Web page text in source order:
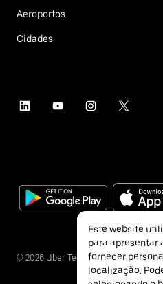
Aeroportos
Cidades
© 2026 Uber Technologies Inc.
Este website
para apresentar
fornecer
localização.